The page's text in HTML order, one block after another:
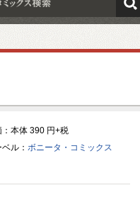
検索
：本体 390 円+税
ル： ボニータ・コミックス